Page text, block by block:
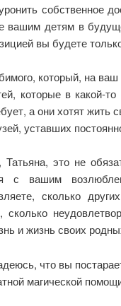
собственное
вашим детям в
вы будете
который, на
которые в какой-
а они хотят жить
уставших
Татьяна, это не
с вашим
сколько
сколько
и жизнь своих
что вы
магической